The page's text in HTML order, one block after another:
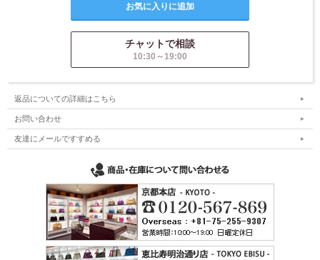
チャットで相談
10:30～19:00
返品についての詳細はこちら
お問い合わせ
友達にメールですすめる